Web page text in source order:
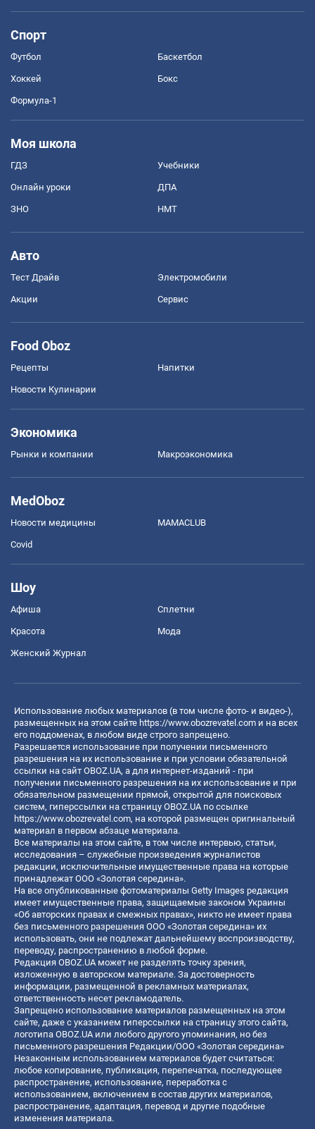
Спорт
Футбол Баскетбол
Хоккей Бокс
Формула-1
Моя школа
ГДЗ Учебники
Онлайн уроки ДПА
ЗНО НМТ
Авто
Тест Драйв Электромобили
Акции Сервис
Food Oboz
Рецепты Напитки
Новости Кулинарии
Экономика
Рынки и компании Mакроэкономика
MedOboz
Новости медицины MAMACLUB
Covid
Шоу
Афиша Сплетни
Красота Мода
Женский Журнал
Использование любых материалов (в том числе фото- и видео-),
размещенных на этом сайте https://www.obozrevatel.com и на всех
его поддоменах, в любом виде строго запрещено.
Разрешается использование при получении письменного
разрешения на их использование и при условии обязательной
ссылки на сайт OBOZ.UA, а для интернет-изданий - при
получении письменного разрешения на их использование и при
обязательном размещении прямой, открытой для поисковых
систем, гиперссылки на страницу OBOZ.UA по ссылке
https://www.obozrevatel.com, на которой размещен оригинальный
материал в первом абзаце материала.
Все материалы на этом сайте, в том числе интервью, статьи,
исследования – служебные произведения журналистов
редакции, исключительные имущественные права на которые
принадлежат ООО «Золотая середина».
На все опубликованные фотоматериалы Getty Images редакция
имеет имущественные права, защищаемые законом Украины
«Об авторских правах и смежных правах», никто не имеет права
без письменного разрешения ООО «Золотая середина» их
использовать, они не подлежат дальнейшему воспроизводству,
переводу, распространению в любой форме.
Редакция OBOZ.UA может не разделять точку зрения,
изложенную в авторском материале. За достоверность
информации, размещенной в рекламных материалах,
ответственность несет рекламодатель.
Запрещено использование материалов размещенных на этом
сайте, даже с указанием гиперссылки на страницу этого сайта,
логотипа OBOZ.UA или любого другого упоминания, но без
письменного разрешения Редакции/ООО «Золотая середина»
Незаконным использованием материалов будет считаться:
любое копирование, публикация, перепечатка, последующее
распространение, использование, переработка с
использованием, включением в состав других материалов,
распространение, адаптация, перевод и другие подобные
изменения материала.